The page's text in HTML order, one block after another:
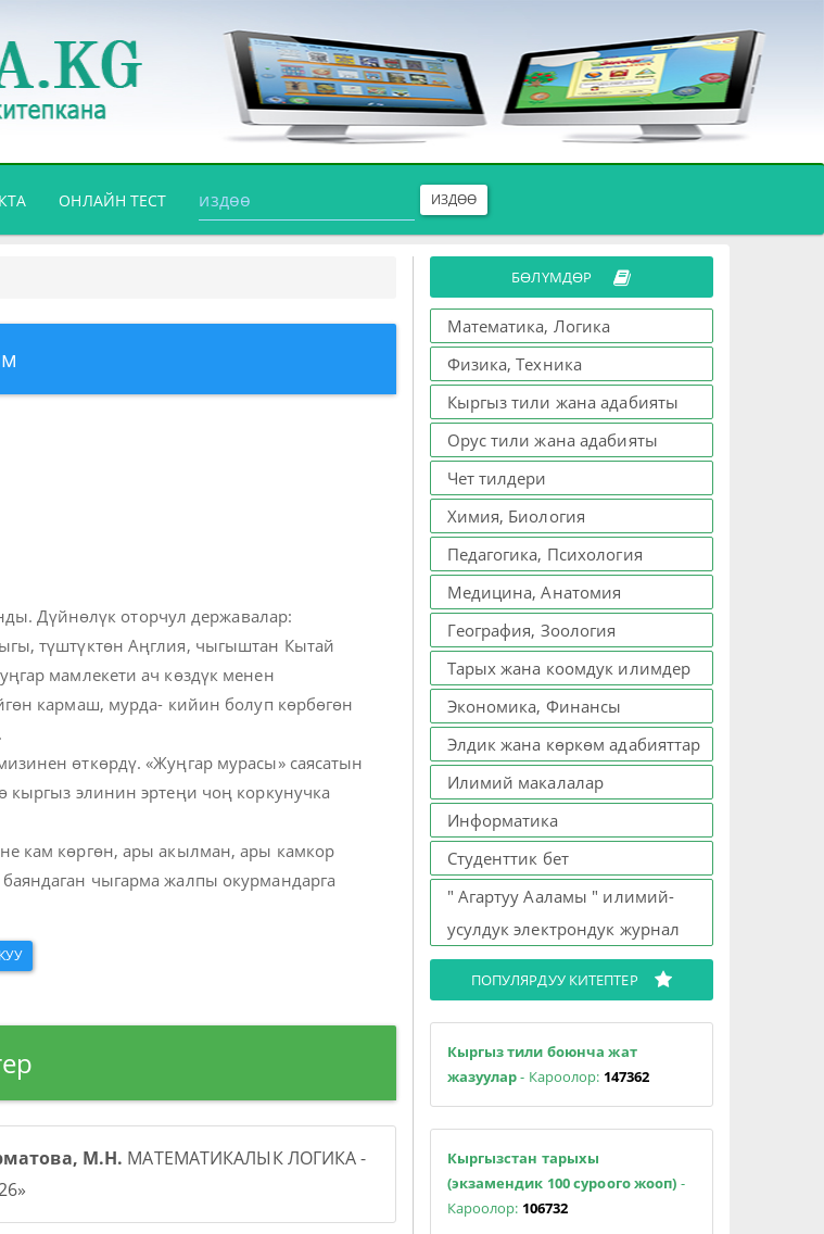
ОНЛАЙН ТЕСТ ИЗДӨӨ
Дүйнөлүк оторчул державалар:
түштүктөн Аңглия, чыгыштан Кытай
мамлекети ач көздүк менен
кармаш, мурда- кийин болуп көрбөгөн
өткөрдү. «Жуңгар мурасы» саясатын
кыргыз элинин эртеңи чоң коркунучка
кам көргөн, ары акылман, ары камкор
чыгарма жалпы окурмандарга
М.Н. МАТЕМАТИКАЛЫК ЛОГИКА -
БӨЛҮМДӨР
Математика, Логика
Физика, Техника
Кыргыз тили жана адабияты
Орус тили жана адабияты
Чет тилдери
Химия, Биология
Педагогика, Психология
Медицина, Анатомия
География, Зоология
Тарых жана коомдук илимдер
Экономика, Финансы
Элдик жана көркөм адабияттар
Илимий макалалар
Информатика
Студенттик бет
" Агартуу Ааламы " илимий-
усулдук электрондук журнал
ПОПУЛЯРДУУ КИТЕПТЕР
Кыргыз тили боюнча жат
жазуулар- Кароолор: 147362
Кыргызстан тарыхы
(экзамендик 100 суроого жооп) -
Кароолор: 106732